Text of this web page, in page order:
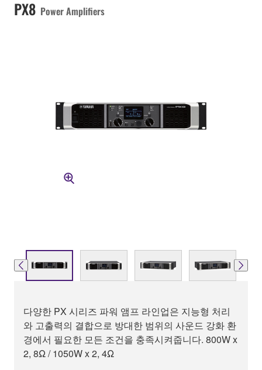
PX8 Power Amplifiers
다양한 PX 시리즈 파워 앰프 라인업은 지능형 처리
와 고출력의 결합으로 방대한 범위의 사운드 강화 환
경에서 필요한 모든 조건을 충족시켜줍니다. 800W x
2, 8Ω / 1050W x 2, 4Ω